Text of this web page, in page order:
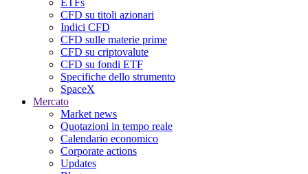
CFD su titoli azionari
Indici CFD
CFD sulle materie prime
CFD su criptovalute
CFD su fondi ETF
Specifiche dello strumento
SpaceX
Mercato
Market news
Quotazioni in tempo reale
Calendario economico
Corporate actions
Updates